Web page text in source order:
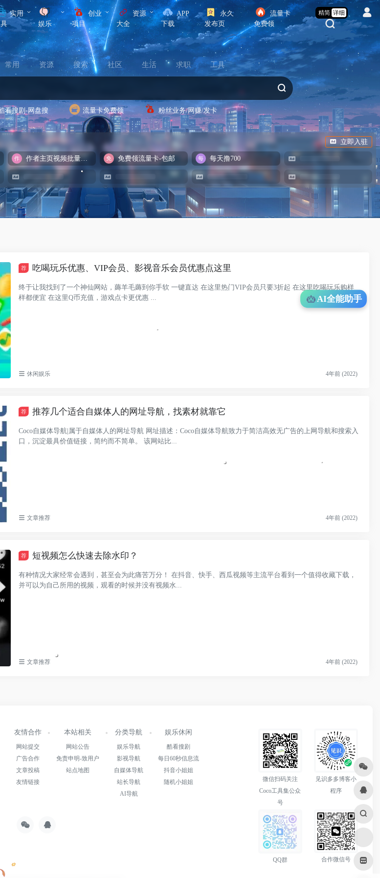
实用
娱乐
创业
项目
资源
大全
APP
下载
永久
发布页
流量卡
免费领
精简 详细
常用 资源 搜索 社区 生活 求职 工具
看搜剧-网盘搜 流量卡免费领 粉丝业务/网赚/发卡
立即入驻
作者主页视频批量提取 免费领流量卡-包邮 每天撸700
荐 吃喝玩乐优惠、VIP会员、影视音乐会员优惠点这里
终于让我找到了一个神仙网站，薅羊毛薅到你手软 一键直达 在这里热门VIP会员只要3折起 在这里吃喝玩乐购样
样都便宜 在这里Q币充值，游戏点卡更优惠 ...
休闲娱乐 4年前 (2022)
荐 推荐几个适合自媒体人的网址导航，找素材就靠它
Coco自媒体导航|属于自媒体人的网址导航 网址描述：Coco自媒体导航致力于简洁高效无广告的上网导航和搜索入
口，沉淀最具价值链接，简约而不简单。 该网站比...
文章推荐 4年前 (2022)
荐 短视频怎么快速去除水印？
有种情况大家经常会遇到，甚至会为此痛苦万分！ 在抖音、快手、西瓜视频等主流平台看到一个值得收藏下载，
并可以为自己所用的视频，观看的时候并没有视频水...
文章推荐 4年前 (2022)
友情合作
网站提交
广告合作
文章投稿
友情链接
本站相关
网站公告
免责申明-致用户
站点地图
分类导航
娱乐导航
影视导航
自媒体导航
站长导航
AI导航
娱乐休闲
酷看搜剧
每日60秒信息流
抖音小姐姐
随机小姐姐
微信扫码关注
Coco工具集公众
号
见识多多博客小
程序
QQ群 合作微信号
AI全能助手